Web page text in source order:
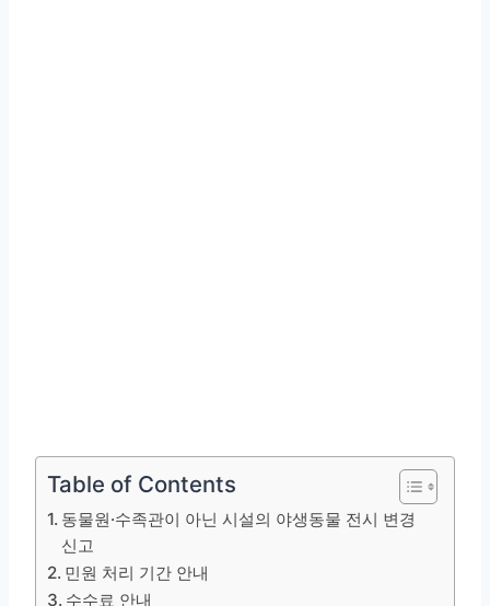
Table of Contents
동물원·수족관이 아닌 시설의 야생동물 전시 변경
신고
민원 처리 기간 안내
수수료 안내